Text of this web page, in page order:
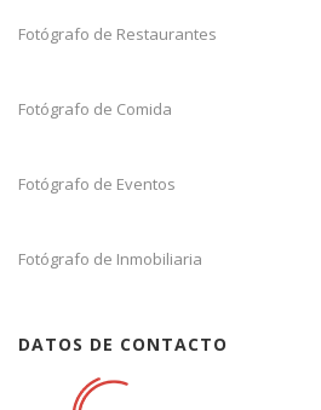
Fotógrafo de Restaurantes
Fotógrafo de Comida
Fotógrafo de Eventos
Fotógrafo de Inmobiliaria
DATOS DE CONTACTO